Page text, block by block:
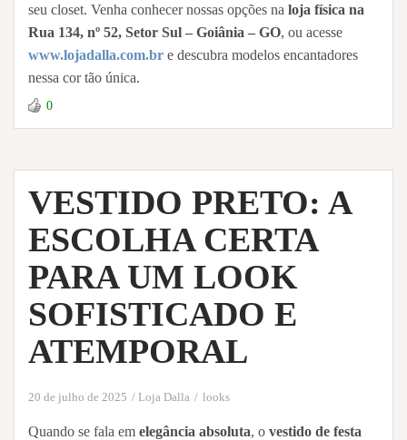
seu closet. Venha conhecer nossas opções na loja física na
Rua 134, nº 52, Setor Sul – Goiânia – GO, ou acesse
www.lojadalla.com.br e descubra modelos encantadores
nessa cor tão única.
0
VESTIDO PRETO: A
ESCOLHA CERTA
PARA UM LOOK
SOFISTICADO E
ATEMPORAL
20 de julho de 2025 Loja Dalla looks
Quando se fala em elegância absoluta, o vestido de festa